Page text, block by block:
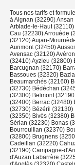
Tous nos tarifs et
à Aignan (32290)
Arblade-le-Haut
Cau (32230) Arrouède
(32120) Aujan-
Aurimont (32450)
Avensac (32120)
(32410) Ayzieu (32800)
Barcugnan (32170)
Bassoues (32320)
Beaumarchés (32160)
(32730) Bédéchan
(32300) Belmont
(32400) Berrac (32480)
(32730) Bézéril
(32350) Bivès (32380)
Sérian (32230) Bonas
Bourrouillan (32370)
(32800) Brugnens
Cadeillan (32220)
(32190) Campagne-
d'Auzan Labarrère